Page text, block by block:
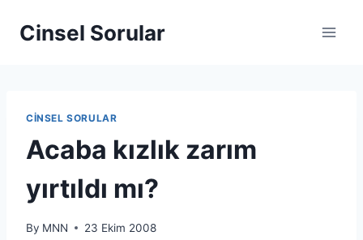
Cinsel Sorular
CINSEL SORULAR
Acaba kızlık zarım
yırtıldı mı?
By MNN 23 Ekim 2008